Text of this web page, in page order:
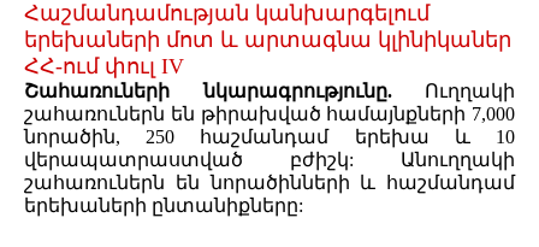
Հաշմանդամության կանխարգելում
երեխաների մոտ և արտագնա կլինիկաներ
ՀՀ-ում փուլ IV
Շահառուների նկարագրությունը.
Ուղղակի
շահառուներն են թիրախված համայնքների 7,000
նորածին, 250 հաշմանդամ երեխա և 10
վերապատրաստված բժիշկ: Անուղղակի
շահառուներն են նորածինների և հաշմանդամ
երեխաների ընտանիքները: